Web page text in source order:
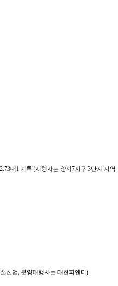
대1 기록 (시행사는 양지7지구 3단지 지역
산업, 분양대행사는 대현피앤디)